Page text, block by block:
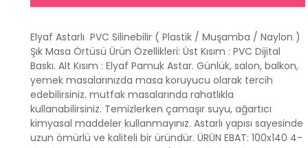
Elyaf Astarlı PVC Silinebilir ( Plastik / Muşamba / Naylon )
Şık Masa Örtüsü Ürün Özellikleri: Üst Kısım : PVC Dijital
Baskı. Alt Kısım : Elyaf Pamuk Astar. Günlük, salon, balkon,
yemek masalarınızda masa koruyucu olarak tercih
edebilirsiniz. mutfak masalarında rahatlıkla
kullanabilirsiniz. Temizlerken çamaşır suyu, ağartıcı
kimyasal maddeler kullanmayınız. Astarlı yapısı sayesinde
uzun ömürlü ve kaliteli bir üründür. ÜRÜN EBAT: 100x140 4-